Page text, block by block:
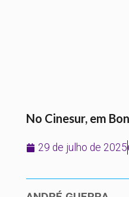
No Cinesur, em
29 de julho de 2025